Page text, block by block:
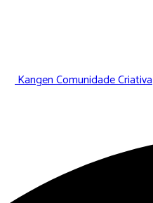
Kangen Comunidade Criativa